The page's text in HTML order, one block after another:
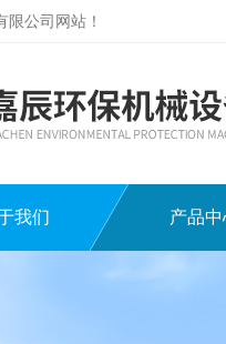
公司网站！
我们 产品中